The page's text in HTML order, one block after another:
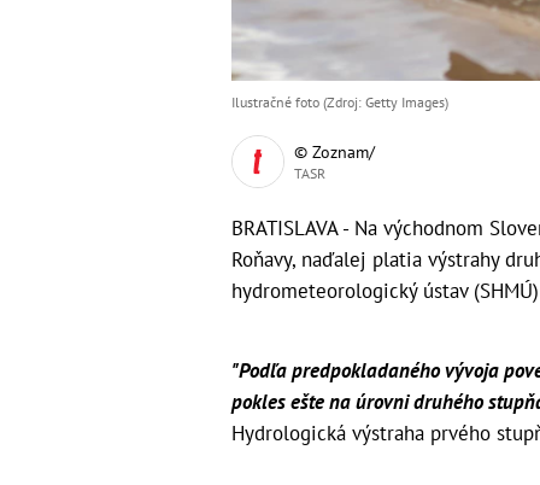
Ilustračné foto (Zdroj: Getty Images)
© Zoznam/
TASR
BRATISLAVA - Na východnom
Roňavy, naďalej platia výstrahy
hydrometeorologický ústav
"Podľa predpokladaného vývoja
pokles ešte na úrovni druhého
Hydrologická výstraha prvého